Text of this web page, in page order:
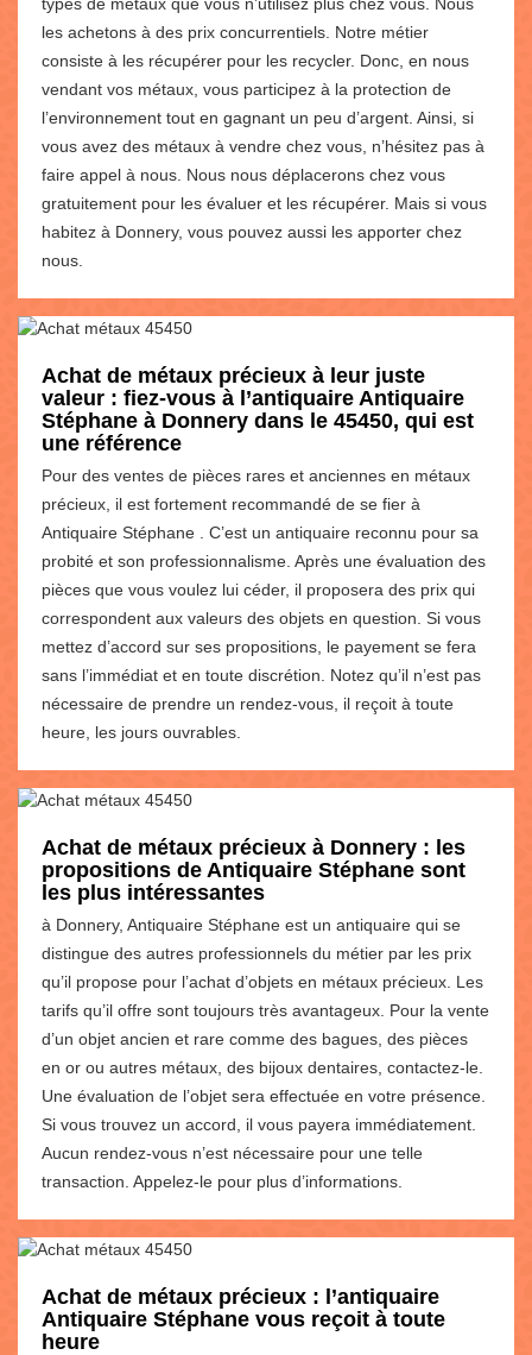
les achetons à des prix concurrentiels. Notre métier
consiste à les récupérer pour les recycler. Donc, en nous
vendant vos métaux, vous participez à la protection de
l’environnement tout en gagnant un peu d’argent. Ainsi, si
vous avez des métaux à vendre chez vous, n’hésitez pas à
faire appel à nous. Nous nous déplacerons chez vous
gratuitement pour les évaluer et les récupérer. Mais si vous
habitez à Donnery, vous pouvez aussi les apporter chez
nous.
Achat de métaux précieux à leur juste
valeur : fiez-vous à l’antiquaire Antiquaire
Stéphane à Donnery dans le 45450, qui est
une référence
Pour des ventes de pièces rares et anciennes en métaux
précieux, il est fortement recommandé de se fier à
Antiquaire Stéphane . C’est un antiquaire reconnu pour sa
probité et son professionnalisme. Après une évaluation des
pièces que vous voulez lui céder, il proposera des prix qui
correspondent aux valeurs des objets en question. Si vous
mettez d’accord sur ses propositions, le payement se fera
sans l’immédiat et en toute discrétion. Notez qu’il n’est pas
nécessaire de prendre un rendez-vous, il reçoit à toute
heure, les jours ouvrables.
Achat de métaux précieux à Donnery : les
propositions de Antiquaire Stéphane sont
les plus intéressantes
à Donnery, Antiquaire Stéphane est un antiquaire qui se
distingue des autres professionnels du métier par les prix
qu’il propose pour l’achat d’objets en métaux précieux. Les
tarifs qu’il offre sont toujours très avantageux. Pour la vente
d’un objet ancien et rare comme des bagues, des pièces
en or ou autres métaux, des bijoux dentaires, contactez-le.
Une évaluation de l’objet sera effectuée en votre présence.
Si vous trouvez un accord, il vous payera immédiatement.
Aucun rendez-vous n’est nécessaire pour une telle
transaction. Appelez-le pour plus d’informations.
Achat de métaux précieux : l’antiquaire
Antiquaire Stéphane vous reçoit à toute
heure